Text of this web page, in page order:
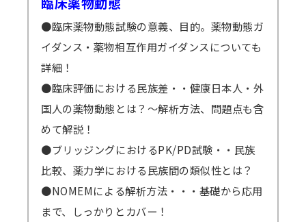
●臨床薬物動態試験の意義、目的。薬物動態ガ
イダンス・薬物相互作用ガイダンスについても
詳細！
●臨床評価における民族差・・健康日本人・外
国人の薬物動態とは？～解析方法、問題点も含
めて解説！
●ブリッジングにおけるPK/PD試験・・民族
比較、薬力学における民族間の類似性とは？
●NOMEMによる解析方法・・・基礎から応用
まで、しっかりとカバー！